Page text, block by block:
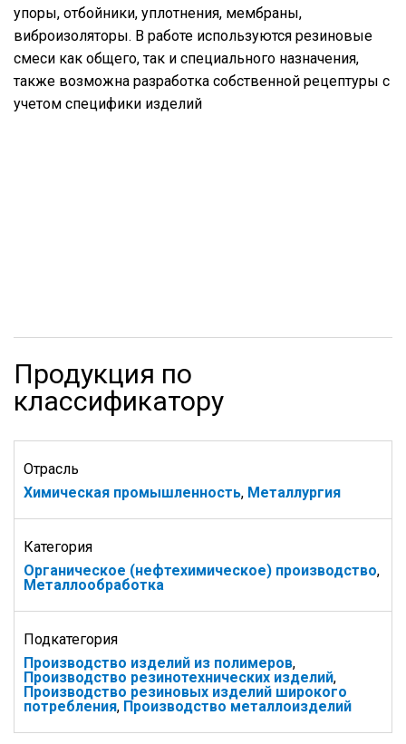
упоры, отбойники, уплотнения, мембраны,
виброизоляторы. В работе используются резиновые
смеси как общего, так и специального назначения,
также возможна разработка собственной рецептуры с
учетом специфики изделий
Продукция по
классификатору
Отрасль
Химическая промышленность, Металлургия
Категория
Органическое (нефтехимическое) производство,
Металлообработка
Подкатегория
Производство изделий из полимеров,
Производство резинотехнических изделий,
Производство резиновых изделий широкого
потребления, Производство металлоизделий